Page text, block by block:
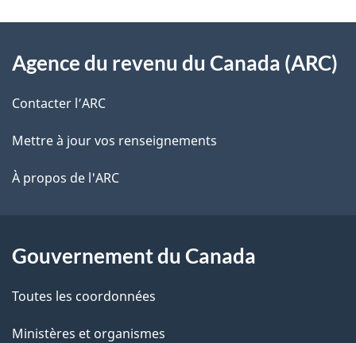
l
s
l
a
a
g
e
o
t
r
e
é
t
a
t
i
propos
de
ce
site
Agence du revenu du Canada (ARC)
Contacter l’ARC
Mettre à jour vos renseignements
À propos de l'ARC
Gouvernement du Canada
Toutes les coordonnées
Ministères et organismes